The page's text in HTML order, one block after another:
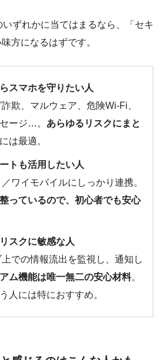
ずれかに当てはまるなら、「セキ
方になるはずです。
スマホを守りたい人
欺、マルウェア、危険Wi-Fi、
ージ…。 あらゆるリスクにまと
には最適。
トも活用したい人
ワイモバイルにしっかり連携。
っているので、初心者でも安心
スクに敏感な人
での情報流出を監視し、通知し
ム機能は唯一無二の安心材料。
人には特におすすめ。